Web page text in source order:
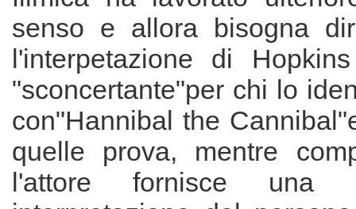
senso e allora bisogna
l'interpetazione di
"sconcertante"per chi lo
con"Hannibal the
quelle prova, mentre
l'attore fornisce una